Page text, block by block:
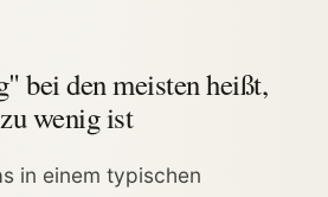
bei den meisten heißt,
wenig ist
in einem typischen